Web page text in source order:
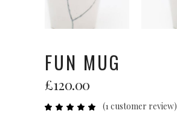
FUN MUG
£120.00
Rated
1
(1customer review)